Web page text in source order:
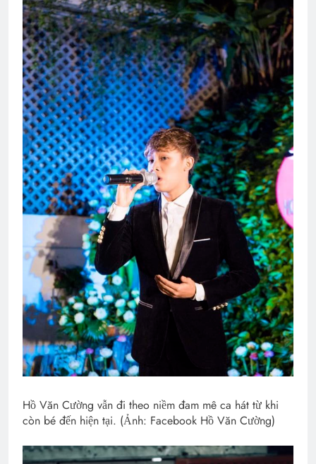
Hồ Văn Cường vẫn đi theo niềm đam mê ca hát từ khi
còn bé đến hiện tại. (Ảnh: Facebook Hồ Văn Cường)